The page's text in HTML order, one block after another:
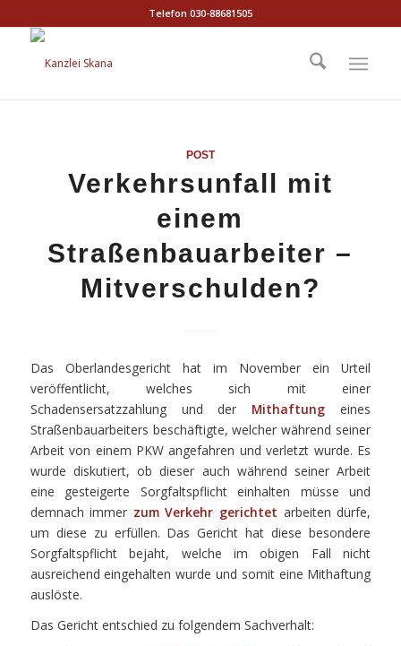
Telefon 030-88681505
POST
Verkehrsunfall mit
einem
Straßenbauarbeiter –
Mitverschulden?
Das Oberlandesgericht hat im November ein Urteil
veröffentlicht, welches sich mit einer
Schadensersatzzahlung und der Mithaftung eines
Straßenbauarbeiters beschäftigte, welcher während seiner
Arbeit von einem PKW angefahren und verletzt wurde. Es
wurde diskutiert, ob dieser auch während seiner Arbeit
eine gesteigerte Sorgfaltspflicht einhalten müsse und
demnach immer zum Verkehr gerichtet arbeiten dürfe,
um diese zu erfüllen. Das Gericht hat diese besondere
Sorgfaltspflicht bejaht, welche im obigen Fall nicht
ausreichend eingehalten wurde und somit eine Mithaftung
auslöste.
Das Gericht entschied zu folgendem Sachverhalt: